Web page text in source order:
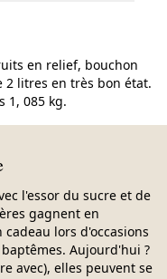
en relief, bouchon
2 litres en très bon état.
1, 085 kg.
l'essor du sucre et de
gagnent en
lors d'occasions
Aujourd'hui ?
avec), elles peuvent se